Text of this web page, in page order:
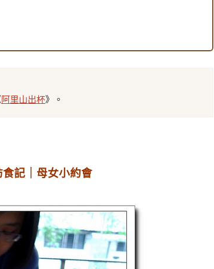
阿里山出杯》。
記｜母女小約會